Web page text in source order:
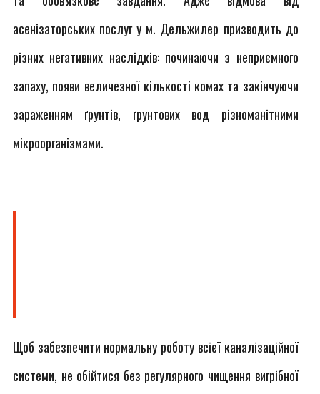
асенізаторських послуг у м. Дельжилер призводить до
різних негативних наслідків: починаючи з неприємного
запаху, появи величезної кількості комах та закінчуючи
зараженням ґрунтів, ґрунтових вод різноманітними
мікроорганізмами.
Щоб забезпечити нормальну роботу всієї каналізаційної
системи, не обійтися без регулярного чищення вигрібної